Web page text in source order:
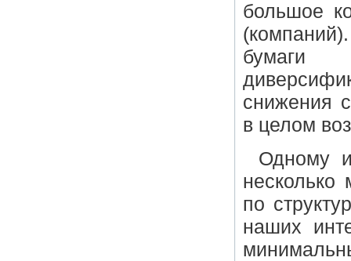
большое
бумаги
снижения
в целом
Одному
несколько
по
наших